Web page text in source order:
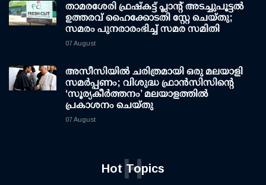
താമരശേരി ഫ്രഷ്കട്ട് പ്ലാന്റ് അടച്ചുപൂട്ടൽ
ഉത്തരവ് ഹൈക്കോടതി സ്റ്റേ ചെയ്തു;
സമരം പുനരാരംഭിച്ച് സമര സമിതി
07 August
അസീസിയിൽ ചരിത്രമായി ഒരു മലയാളി
സമർപ്പണം; വിശുദ്ധ ഫ്രാൻസിസിന്റെ
‘സൂര്യകീർത്തനം’ മലയാളത്തിൽ
പ്രകാശനം ചെയ്തു
07 August
Hot Topics
H